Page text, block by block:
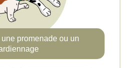
promenade ou un